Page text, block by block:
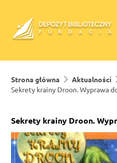
Strona główna
Aktualności
Sekrety krainy Droon. Wyprawa
Sekrety krainy Droon.